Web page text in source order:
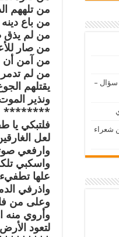
من تلههم
من باع
من لم يذق
من صار
من آمن أن
من لم تدمر
يقتلهم
ونذير
********
فلتبكي يا
لعل
وارفعي
واسكبي
علها
واذرفي
وعلى من
وأروي
لتعود
سؤال –
شعراء